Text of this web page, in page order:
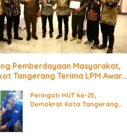
Pemberdayaan Masyarakat,
Tangerang Terima LPM Award
Peringati HUT ke-25,
Demokrat Kota Tangerang